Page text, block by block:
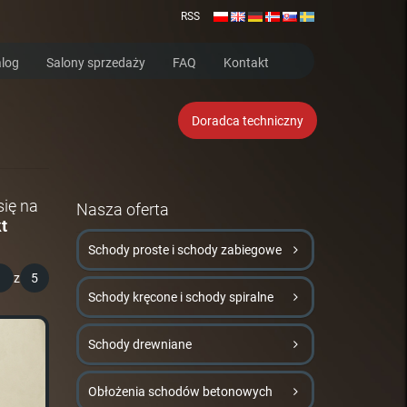
RSS
Salony sprzedaży FAQ Kontakt
Doradca techniczny
na
z 5
Nasza oferta
Schody proste i schody zabiegowe
Schody kręcone i schody spiralne
Schody drewniane
Obłożenia schodów betonowych